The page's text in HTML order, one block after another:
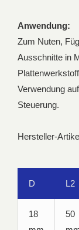
Anwendung:
Zum Nuten,
Ausschnitte in
Verwendung
Steuerung.
Hersteller-
D L2
18
50